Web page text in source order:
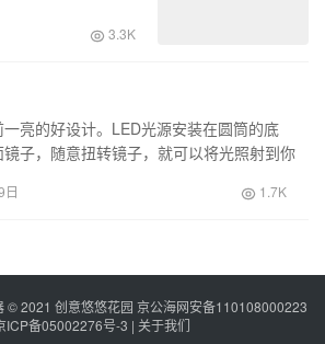
3.3K
亮的好设计。LED光源安装在圆筒的底
子，随意扭转镜子，就可以将光照射到你
日 1.7K
© 2021 创意悠悠花园 京公海网安备110108000223
ICP备05002276号-3 | 关于我们